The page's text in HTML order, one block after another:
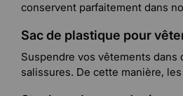
conservent parfaitement dans
Sac de plastique pour
Suspendre vos vêtements dans
salissures. De cette manière,